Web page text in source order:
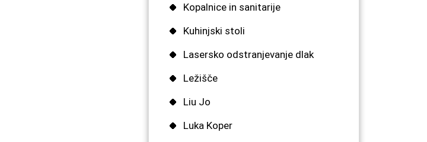
Kopalnice in sanitarije
Kuhinjski stoli
Lasersko odstranjevanje dlak
Ležišče
Liu Jo
Luka Koper